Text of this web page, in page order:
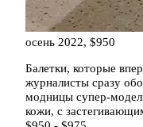
осень 2022, $950
Балетки, которые
журналисты сразу
модницы супер-
кожи, с